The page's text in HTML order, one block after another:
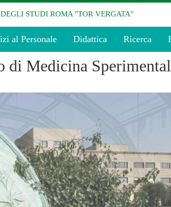
STUDI ROMA "TOR VERGATA"
al Personale Didattica Ricerca
di Medicina